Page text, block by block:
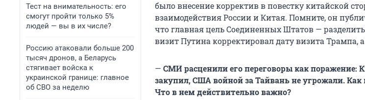
Тест на внимательность: его
смогут пройти только 5%
людей — вы в их числе?
Россию атаковали больше 200
тысяч дронов, а Беларусь
стягивает войска к
украинской границе: главное
об СВО за неделю
было внесение корректив в повестку китайской
взаимодействия России и Китая. Помните, он
что главная цель Соединенных Штатов —
визит Путина корректировал дату визита Трампа, а
— СМИ расценили его переговоры как поражение:
закупил, США войной за Тайвань не угрожали. Как
Что в нем действительно важно?